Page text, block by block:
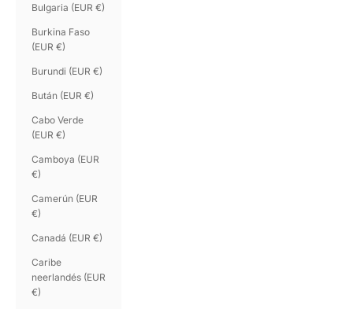
Bulgaria (EUR €)
Burkina Faso
(EUR €)
Burundi (EUR €)
Bután (EUR €)
Cabo Verde
(EUR €)
Camboya (EUR
€)
Camerún (EUR
€)
Canadá (EUR €)
Caribe
neerlandés (EUR
€)